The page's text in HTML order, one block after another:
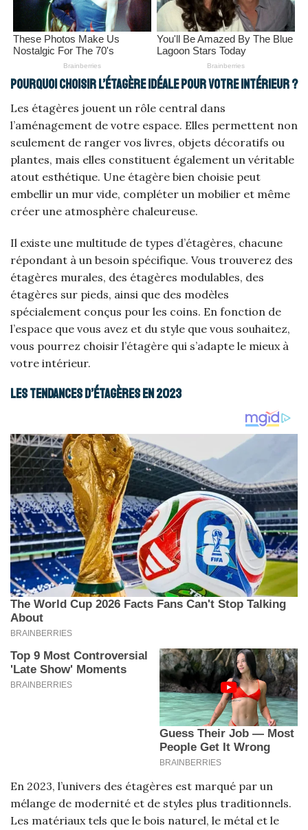
Pourquoi choisir l’étagère idéale pour votre intérieur ?
Les étagères jouent un rôle central dans
l’aménagement de votre espace. Elles permettent non
seulement de ranger vos livres, objets décoratifs ou
plantes, mais elles constituent également un véritable
atout esthétique. Une étagère bien choisie peut
embellir un mur vide, compléter un mobilier et même
créer une atmosphère chaleureuse.
Il existe une multitude de types d’étagères, chacune
répondant à un besoin spécifique. Vous trouverez des
étagères murales, des étagères modulables, des
étagères sur pieds, ainsi que des modèles
spécialement conçus pour les coins. En fonction de
l’espace que vous avez et du style que vous souhaitez,
vous pourrez choisir l’étagère qui s’adapte le mieux à
votre intérieur.
Les tendances d’étagères en 2023
En 2023, l’univers des étagères est marqué par un
mélange de modernité et de styles plus traditionnels.
Les matériaux tels que le bois naturel, le métal et le